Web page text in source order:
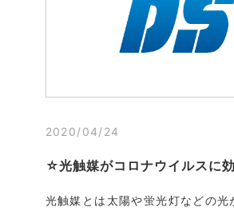
2020/04/24
☆光触媒がコロナウイルスに
光触媒とは太陽や蛍光灯などの光